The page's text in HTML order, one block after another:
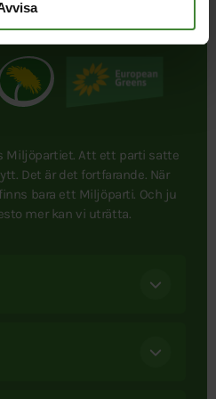
Miljöpartiet. Att ett parti satte
Det är det fortfarande. När
bara ett Miljöparti. Och ju
mer kan vi uträtta.